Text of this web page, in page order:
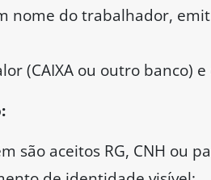
nome do trabalhador,
(CAIXA ou outro banco)
são aceitos RG, CNH ou